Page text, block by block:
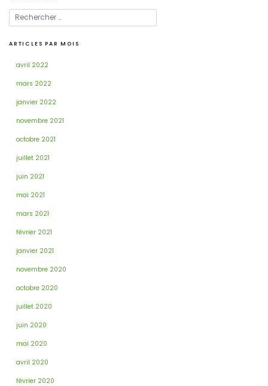
ARTICLES PAR MOIS
avril 2022
mars 2022
janvier 2022
novembre 2021
octobre 2021
juillet 2021
juin 2021
mai 2021
mars 2021
février 2021
janvier 2021
novembre 2020
octobre 2020
juillet 2020
juin 2020
mai 2020
avril 2020
février 2020